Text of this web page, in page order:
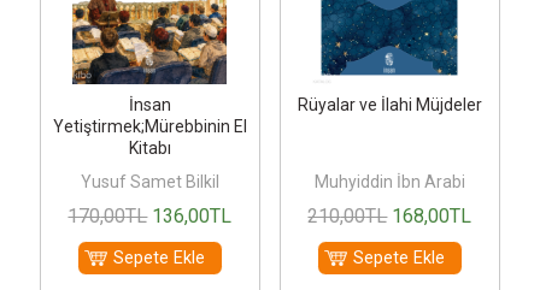
İnsan
Yetiştirmek;Mürebbinin El
Kitabı
Yusuf Samet Bilkil
170,00TL 136,00TL
Sepete Ekle
Rüyalar ve İlahi Müjdeler
Muhyiddin İbn Arabi
210,00TL 168,00TL
Sepete Ekle